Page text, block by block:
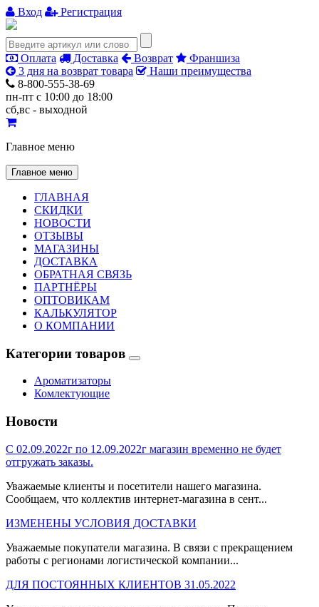
Вход Регистрация
Оплата Доставка Возврат
Франшиза
3 дня на возврат товара
Наши преимущества
8-800-555-38-69
пн-пт с 10:00 до 18:00
сб,вс - выходной
Главное меню
Главное меню
ГЛАВНАЯ
СКИДКИ
НОВОСТИ
ОТЗЫВЫ
МАГАЗИНЫ
ДОСТАВКА
ОБРАТНАЯ СВЯЗЬ
ПАРТНЁРЫ
ОПТОВИКАМ
КАЛЬКУЛЯТОР
О КОМПАНИИ
Категории товаров
Ароматизаторы
Комлектующие
Новости
С 02.09.2022г по 12.09.2022г магазин временно не будет
отгружать заказы.
Уважаемые клиенты и посетители нашего магазина.
Сообщаем, что коллектив интернет-магазина в сент...
ИЗМЕНЕНЫ УСЛОВИЯ ДОСТАВКИ
Уважаемые покупатели магазина. В связи с прекращением
работы с регионами логистической компании...
ДЛЯ ПОСТОЯННЫХ КЛИЕНТОВ 31.05.2022